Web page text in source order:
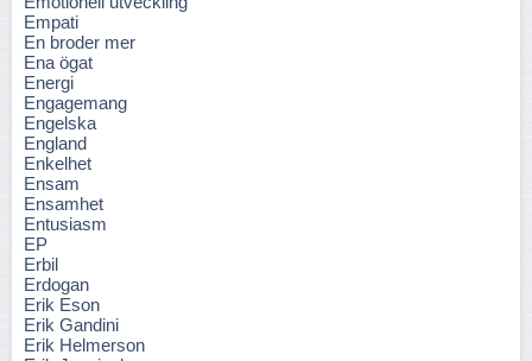
Empati
En broder mer
Ena ögat
Energi
Engagemang
Engelska
England
Enkelhet
Ensam
Ensamhet
Entusiasm
EP
Erbil
Erdogan
Erik Eson
Erik Gandini
Erik Helmerson